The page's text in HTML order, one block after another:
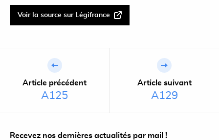
Voir la source sur Légifrance
Article précédent
A125
Article suivant
A129
Recevez nos dernières actualités par mail !